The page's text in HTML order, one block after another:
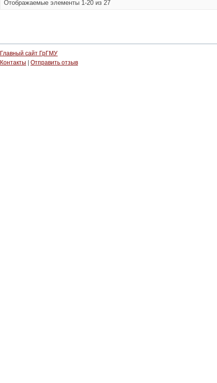
Отображаемые элементы 1-20 из 27
Главный сайт ГрГМУ
Контакты
Отправить отзыв